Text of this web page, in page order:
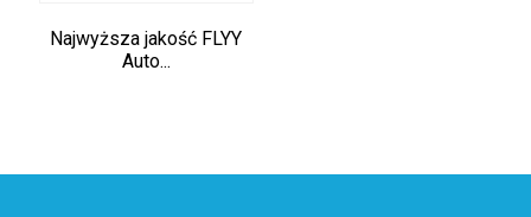
Najwyższa jakość FLYY
Auto...